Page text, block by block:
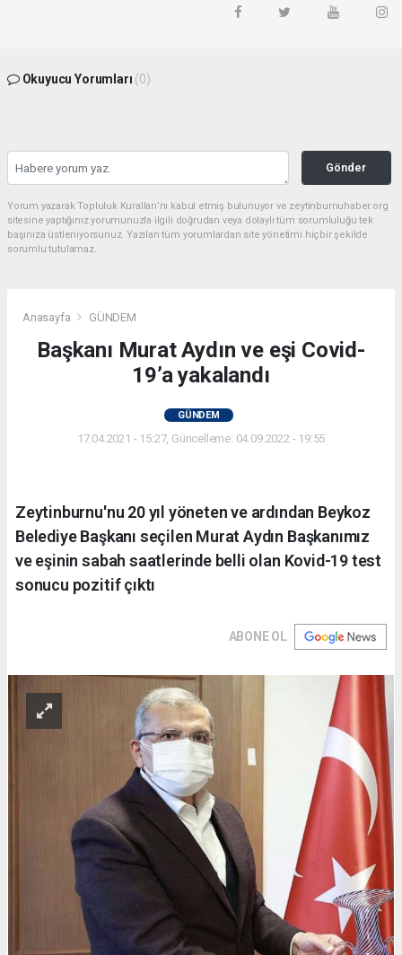
Okuyucu Yorumları (0)
Gönder
Yorum yazarak Topluluk Kuralları’nı kabul etmiş bulunuyor ve zeytinburnuhaber.org
sitesine yaptığınız yorumunuzla ilgili doğrudan veya dolaylı tüm sorumluluğu tek
başınıza üstleniyorsunuz. Yazılan tüm yorumlardan site yönetimi hiçbir şekilde
sorumlu tutulamaz.
Anasayfa GÜNDEM
Başkanı Murat Aydın ve eşi Covid-
19’a yakalandı
GÜNDEM
17.04.2021 - 15:27, Güncelleme: 04.09.2022 - 19:55
Zeytinburnu'nu 20 yıl yöneten ve ardından Beykoz
Belediye Başkanı seçilen Murat Aydın Başkanımız
ve eşinin sabah saatlerinde belli olan Kovid-19 test
sonucu pozitif çıktı
ABONE OL